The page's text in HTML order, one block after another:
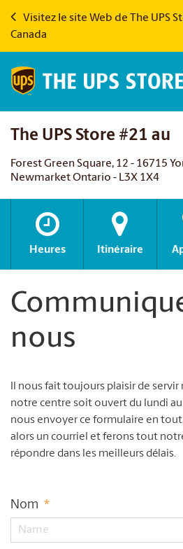
Visitez le site Web de The UPS
Canada
The UPS Store #21 au
Forest Green Square, 12 - 16715
Newmarket Ontario - L3X 1X4
Heures Itinéraire
nous
Il nous fait toujours plaisir de servir
notre centre soit ouvert du lundi
nous envoyer ce formulaire en
alors un courriel et ferons tout
répondre dans les meilleurs délais.
Nom *